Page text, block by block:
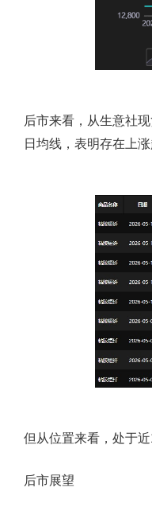
后市来看，从生意社现
日均线，表明存在上涨
但从位置来看，处于
后市展望